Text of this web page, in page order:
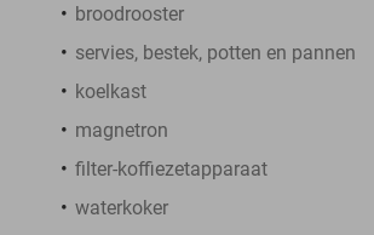
broodrooster
servies, bestek, potten en pannen
koelkast
magnetron
filter-koffiezetapparaat
waterkoker